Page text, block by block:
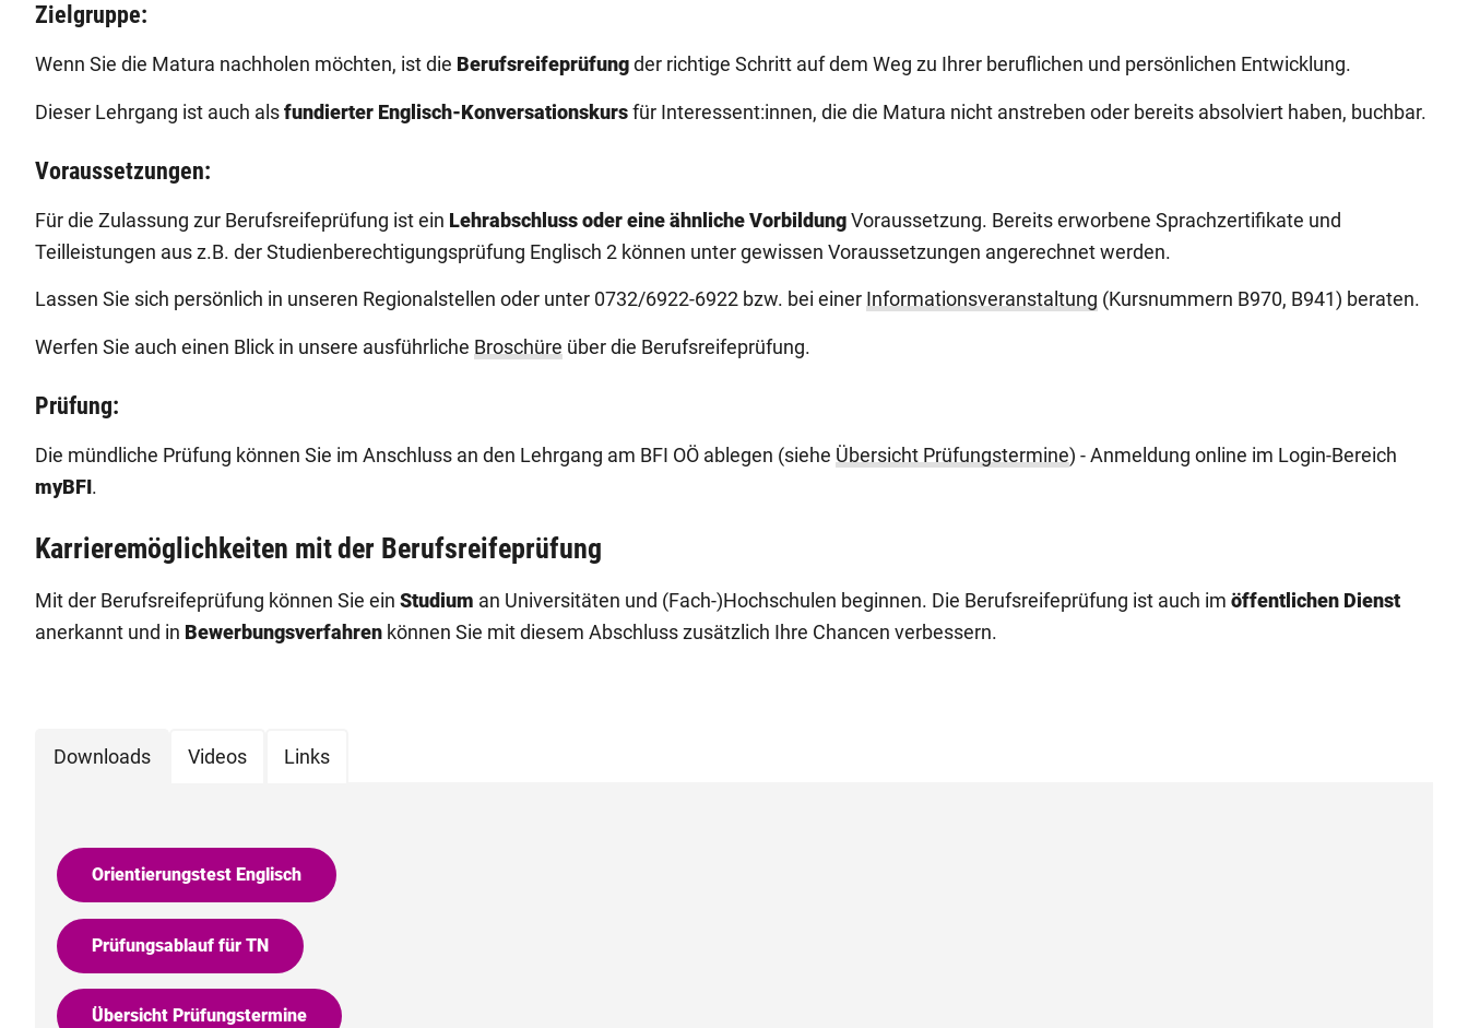
Zielgruppe:
Wenn Sie die Matura nachholen möchten, ist die Berufsreifeprüfungder richtige Schritt auf dem Weg zu Ihrer beruflichen und persönlichen Entwicklung.
Dieser Lehrgang ist auch alsfundierter Englisch-Konversationskursfür Interessent:innen, die die Matura nicht anstreben oder bereits absolviert haben, buchbar.
Voraussetzungen:
Für die Zulassung zur Berufsreifeprüfung ist ein Lehrabschluss oder eine ähnliche VorbildungVoraussetzung. Bereits erworbene Sprachzertifikate und
Teilleistungen aus z.B. der Studienberechtigungsprüfung Englisch 2 können unter gewissen Voraussetzungen angerechnet werden.
Lassen Sie sich persönlich in unseren Regionalstellen oder unter 0732/6922-6922 bzw. bei einer Informationsveranstaltung (Kursnummern B970, B941) beraten.
Werfen Sie auch einen Blick in unsere ausführliche Broschüre über die Berufsreifeprüfung.
Prüfung:
Die mündliche Prüfung können Sie im Anschluss an den Lehrgang am BFI OÖ ablegen (siehe Übersicht Prüfungstermine) - Anmeldung online im Login-Bereich
myBFI.
Karrieremöglichkeiten mit der Berufsreifeprüfung
Mit der Berufsreifeprüfung können Sie ein Studium an Universitäten und (Fach-)Hochschulen beginnen. Die Berufsreifeprüfung ist auch im öffentlichen Dienst
anerkannt und in Bewerbungsverfahren können Sie mit diesem Abschluss zusätzlich Ihre Chancen verbessern.
Downloads Videos Links
Orientierungstest Englisch
Prüfungsablauf für TN
Übersicht Prüfungstermine